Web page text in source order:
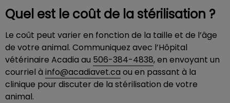
Quel est le coût de la stérilisation ?
Le coût peut varier en fonction de la taille et de l’âge
de votre animal. Communiquez avec l’Hôpital
vétérinaire Acadia au 506-384-4838, en envoyant un
courriel à info@acadiavet.ca ou en passant à la
clinique pour discuter de la stérilisation de votre
animal.